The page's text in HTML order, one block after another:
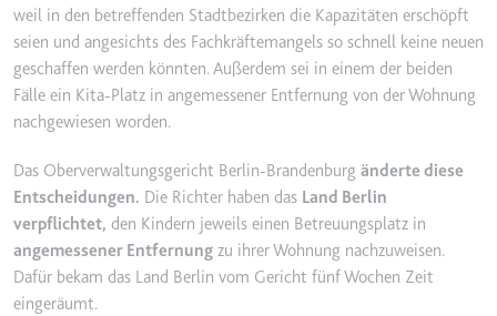
Wird verwendet, um Daten zu
Google Analytics über das Gerät
und das Verhalten des Besuchers
zu senden. Erfasst den Besucher
über Geräte und Marketingkanäle
Ablauf:
2 Jahre
Typ:
HTTP-Cookie
_ga_#
YouTube-Videos zu schätzen.
Ablauf:
180 Tage
Typ:
HTTP-Cookie
YSC
Anbieter:
youtube.com
Zweck:
Registriert eine eindeutige ID, um
Statistiken der Videos von
YouTube, die der Benutzer
weil in den betreffenden Stadtbezirken die Kapazitäten erschöpft
seien und angesichts des Fachkräftemangels so schnell keine neuen
geschaffen werden könnten. Außerdem sei in einem der beiden
Fälle ein Kita-Platz in angemessener Entfernung von der Wohnung
nachgewiesen worden.
Das Oberverwaltungsgericht Berlin-Brandenburg änderte diese
Entscheidungen. Die Richter haben das Land Berlin
verpflichtet, den Kindern jeweils einen Betreuungsplatz in
angemessener Entfernung zu ihrer Wohnung nachzuweisen.
Dafür bekam das Land Berlin vom Gericht fünf Wochen Zeit
eingeräumt.